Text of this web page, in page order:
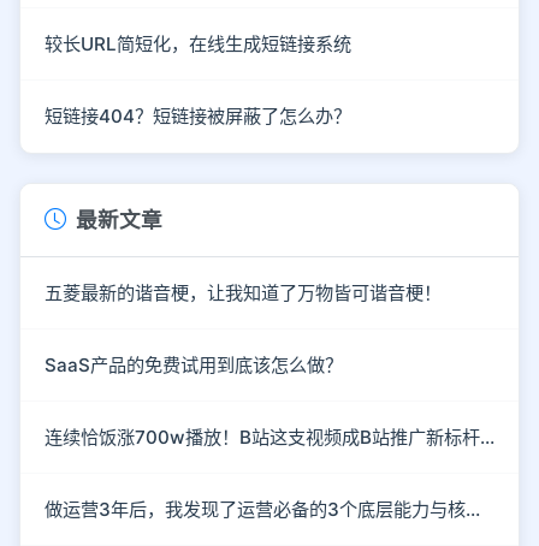
较长URL简短化，在线生成短链接系统
短链接404？短链接被屏蔽了怎么办？
最新文章
五菱最新的谐音梗，让我知道了万物皆可谐音梗！
SaaS产品的免费试用到底该怎么做？
连续恰饭涨700w播放！B站这支视频成B站推广新标杆！
做运营3年后，我发现了运营必备的3个底层能力与核心思维